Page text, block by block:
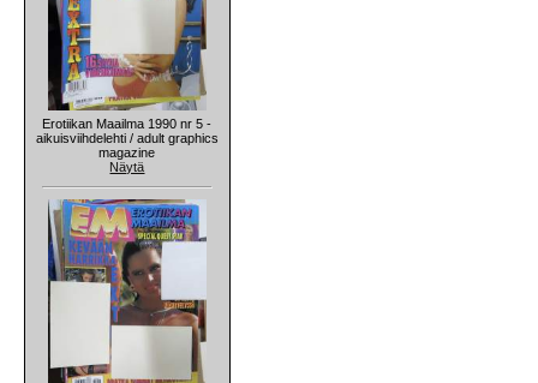
Erotiikan Maailma 1990 nr 5 -
aikuisviihdelehti / adult graphics
magazine
Näytä